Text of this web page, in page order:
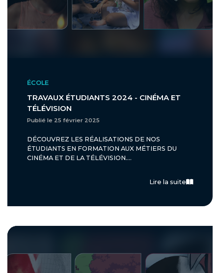
ÉCOLE
TRAVAUX ÉTUDIANTS 2024 - CINÉMA ET
TÉLÉVISION
Publié le 25 février 2025
DÉCOUVREZ LES RÉALISATIONS DE NOS
ÉTUDIANTS EN FORMATION AUX MÉTIERS DU
CINÉMA ET DE LA TÉLÉVISION....
Lire la suite